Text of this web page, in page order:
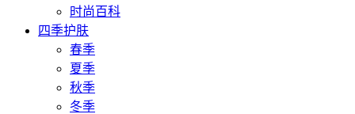
时尚百科
四季护肤
春季
夏季
秋季
冬季